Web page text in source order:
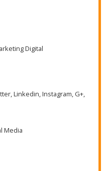
Digital
Linkedin, Instagram, G+,
Media